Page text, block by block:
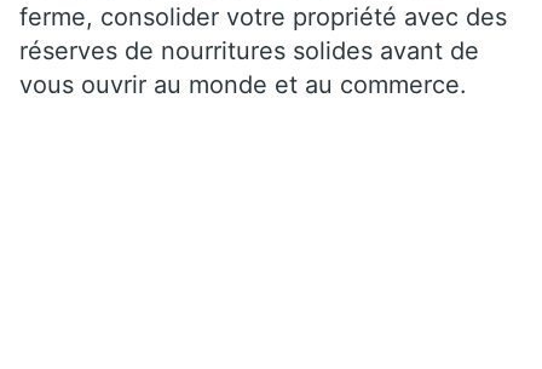
ferme, consolider votre propriété avec des
réserves de nourritures solides avant de
vous ouvrir au monde et au commerce.